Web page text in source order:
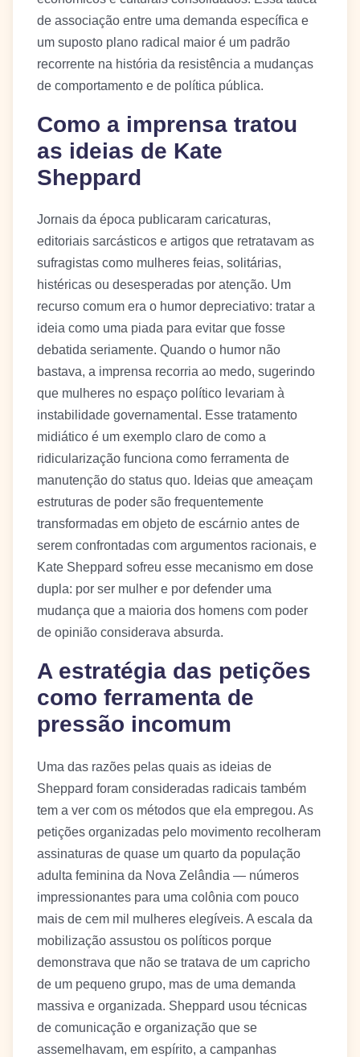
de associação entre uma demanda específica e
um suposto plano radical maior é um padrão
recorrente na história da resistência a mudanças
de comportamento e de política pública.
Como a imprensa tratou
as ideias de Kate
Sheppard
Jornais da época publicaram caricaturas,
editoriais sarcásticos e artigos que retratavam as
sufragistas como mulheres feias, solitárias,
histéricas ou desesperadas por atenção. Um
recurso comum era o humor depreciativo: tratar a
ideia como uma piada para evitar que fosse
debatida seriamente. Quando o humor não
bastava, a imprensa recorria ao medo, sugerindo
que mulheres no espaço político levariam à
instabilidade governamental. Esse tratamento
midiático é um exemplo claro de como a
ridicularização funciona como ferramenta de
manutenção do status quo. Ideias que ameaçam
estruturas de poder são frequentemente
transformadas em objeto de escárnio antes de
serem confrontadas com argumentos racionais, e
Kate Sheppard sofreu esse mecanismo em dose
dupla: por ser mulher e por defender uma
mudança que a maioria dos homens com poder
de opinião considerava absurda.
A estratégia das petições
como ferramenta de
pressão incomum
Uma das razões pelas quais as ideias de
Sheppard foram consideradas radicais também
tem a ver com os métodos que ela empregou. As
petições organizadas pelo movimento recolheram
assinaturas de quase um quarto da população
adulta feminina da Nova Zelândia — números
impressionantes para uma colônia com pouco
mais de cem mil mulheres elegíveis. A escala da
mobilização assustou os políticos porque
demonstrava que não se tratava de um capricho
de um pequeno grupo, mas de uma demanda
massiva e organizada. Sheppard usou técnicas
de comunicação e organização que se
assemelhavam, em espírito, a campanhas